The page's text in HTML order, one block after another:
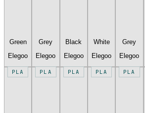
Green
Elegoo
Grey
Elegoo
Black
Elegoo
White
Elegoo
Grey
Elegoo
PLA PLA PLA PLA PLA